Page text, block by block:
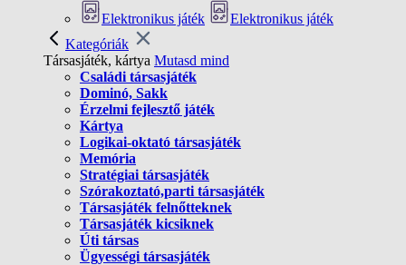
Elektronikus játék
Elektronikus játék
Kategóriák
Társasjáték, kártya Mutasd mind
Családi társasjáték
Dominó, Sakk
Érzelmi fejlesztő játék
Kártya
Logikai-oktató társasjáték
Memória
Stratégiai társasjáték
Szórakoztató,parti társasjáték
Társasjáték felnőtteknek
Társasjáték kicsiknek
Úti társas
Ügyességi társasjáték